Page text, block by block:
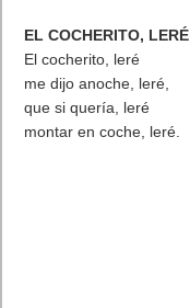
EL COCHERITO, LERÉ
El cocherito, leré
me dijo anoche, leré,
que si quería, leré
montar en coche, leré.